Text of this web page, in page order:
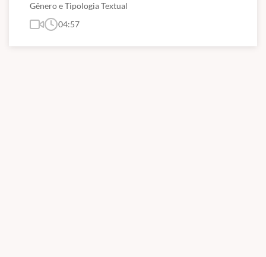
Gênero e Tipologia Textual
04:57